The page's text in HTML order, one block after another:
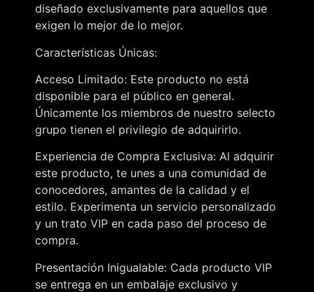
diseñado exclusivamente para aquellos que
exigen lo mejor de lo mejor.
Características Únicas:
Acceso Limitado: Este producto no está
disponible para el público en general.
Únicamente los miembros de nuestro selecto
grupo tienen el privilegio de adquirirlo.
Experiencia de Compra Exclusiva: Al adquirir
este producto, te unes a una comunidad de
conocedores, amantes de la calidad y el
estilo. Experimenta un servicio personalizado
y un trato VIP en cada paso del proceso de
compra.
Presentación Inigualable: Cada producto VIP
se entrega en un embalaje exclusivo y